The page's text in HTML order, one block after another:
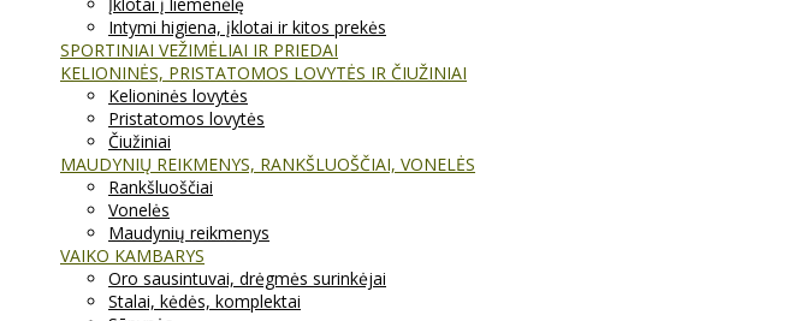
Intymi higiena, įklotai ir kitos prekės
SPORTINIAI VEŽIMĖLIAI IR PRIEDAI
KELIONINĖS, PRISTATOMOS LOVYTĖS IR ČIUŽINIAI
Kelioninės lovytės
Pristatomos lovytės
Čiužiniai
MAUDYNIŲ REIKMENYS, RANKŠLUOŠČIAI, VONELĖS
Rankšluoščiai
Vonelės
Maudynių reikmenys
VAIKO KAMBARYS
Oro sausintuvai, drėgmės surinkėjai
Stalai, kėdės, komplektai